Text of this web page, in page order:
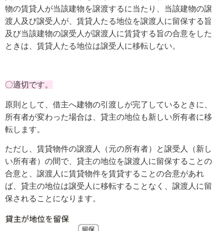
物の賃貸人が当該建物を譲渡するに当たり、当該建物の譲
渡人及び譲受人が、賃貸人たる地位を譲渡人に留保する旨
及び当該建物の譲受人が譲渡人に賃貸する旨の合意をした
ときは、賃貸人たる地位は譲受人に移転しない。
〇適切です。
原則として、借主へ建物の引渡しが完了しているときに、
所有者が変わった場合は、貸主の地位も新しい所有者に移
転します。
ただし、賃貸物件の譲渡人（元の所有者）と譲受人（新し
い所有者）の間で、貸主の地位を譲渡人に留保することの
合意と、譲渡人に賃貸物件を賃貸することの合意があれ
ば、貸主の地位は譲受人に移転することなく、譲渡人に留
保されることになります。